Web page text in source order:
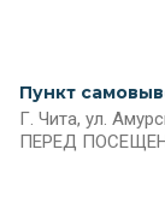
Пункт
Г. Чита, ул.
ПЕРЕД